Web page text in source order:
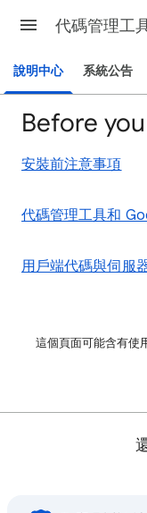
代碼管理工
說明中心 系統公告
Before
安裝前注意事項
代碼管理工具和
用戶端代碼與伺服
這個頁面可能含有使